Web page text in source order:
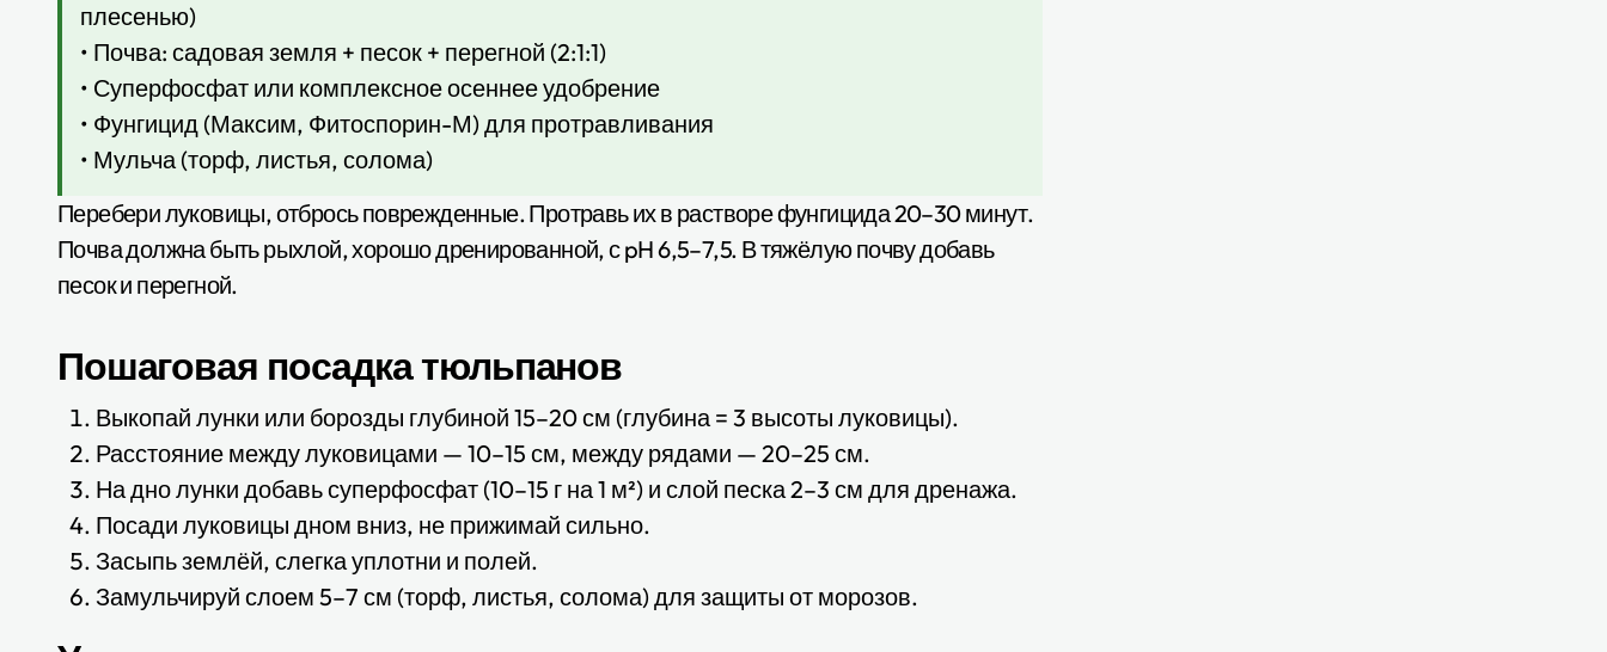
плесенью)
• Почва: садовая земля + песок + перегной (2:1:1)
• Суперфосфат или комплексное осеннее удобрение
• Фунгицид (Максим, Фитоспорин-М) для протравливания
• Мульча (торф, листья, солома)
Перебери луковицы, отбрось поврежденные. Протравь их в растворе фунгицида 20–30 минут.
Почва должна быть рыхлой, хорошо дренированной, с pH 6,5–7,5. В тяжёлую почву добавь
песок и перегной.
Пошаговая посадка тюльпанов
Выкопай лунки или борозды глубиной 15–20 см (глубина = 3 высоты луковицы).
Расстояние между луковицами — 10–15 см, между рядами — 20–25 см.
На дно лунки добавь суперфосфат (10–15 г на 1 м²) и слой песка 2–3 см для дренажа.
Посади луковицы дном вниз, не прижимай сильно.
Засыпь землёй, слегка уплотни и полей.
Замульчируй слоем 5–7 см (торф, листья, солома) для защиты от морозов.